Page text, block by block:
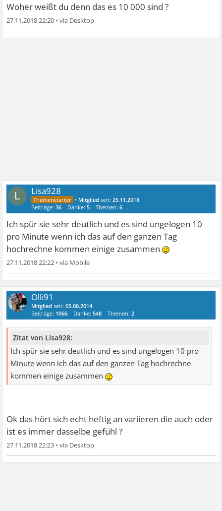
Woher weißt du denn das es 10 000 sind ?
27.11.2018 22:20 •
L Lisa928
• Mitglied seit:25.11.2018
Beiträge:36 Danke:5 Themen:6
Ich spür sie sehr deutlich und es sind ungelogen 10
pro Minute wenn ich das auf den ganzen Tag
hochrechne kommen einige zusammen
27.11.2018 22:22 •
Olli91
Mitglied seit:05.08.2014
Beiträge: 1066 Danke:548 Themen:2
Zitat von Lisa928:
Ich spür sie sehr deutlich und es sind ungelogen 10 pro
Minute wenn ich das auf den ganzen Tag hochrechne
kommen einige zusammen
Ok das hört sich echt heftig an variieren die auch oder
ist es immer dasselbe gefühl ?
27.11.2018 22:23 •